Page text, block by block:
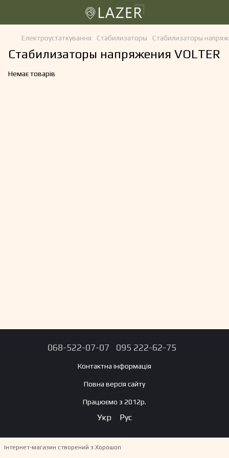
Електроустаткування Стабилизаторы Стабилизаторы
Стабилизаторы напряжения VOLTER
Немає товарів
068-522-07-07 095 222-62-75
Контактна інформація
Повна версія сайту
Працюємо з 2012р.
Укр Рус
Інтернет-магазин створений з Хорошоп